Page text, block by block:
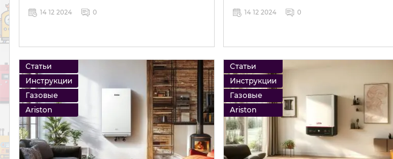
14 12 2024 0 14 12 2024 0
Статьи
Инструкции
Газовые
Ariston
Статьи
Инструкции
Газовые
Ariston